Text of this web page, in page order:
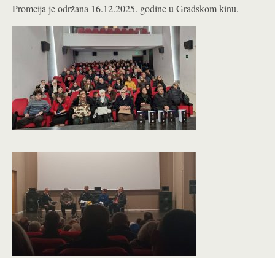
Promcija je održana 16.12.2025. godine u Gradskom kinu.